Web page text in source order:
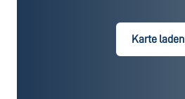
Karte laden